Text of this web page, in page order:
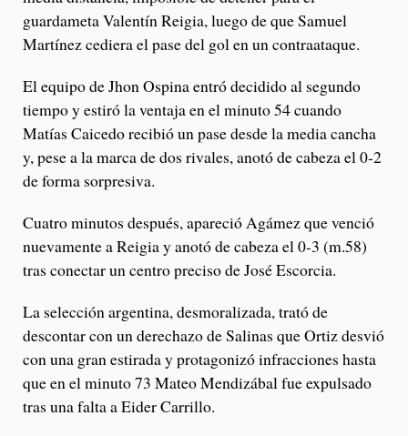
guardameta Valentín Reigia, luego de que Samuel
Martínez cediera el pase del gol en un contraataque.
El equipo de Jhon Ospina entró decidido al segundo
tiempo y estiró la ventaja en el minuto 54 cuando
Matías Caicedo recibió un pase desde la media cancha
y, pese a la marca de dos rivales, anotó de cabeza el 0-2
de forma sorpresiva.
Cuatro minutos después, apareció Agámez que venció
nuevamente a Reigia y anotó de cabeza el 0-3 (m.58)
tras conectar un centro preciso de José Escorcia.
La selección argentina, desmoralizada, trató de
descontar con un derechazo de Salinas que Ortiz desvió
con una gran estirada y protagonizó infracciones hasta
que en el minuto 73 Mateo Mendizábal fue expulsado
tras una falta a Eider Carrillo.